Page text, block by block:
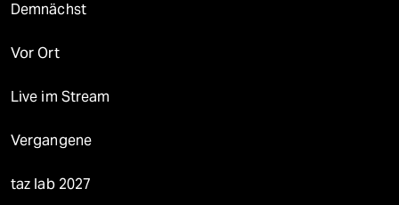
Demnächst
Vor Ort
Live im Stream
Vergangene
taz lab 2027